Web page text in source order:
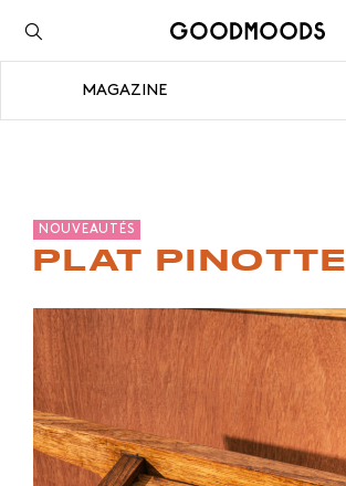
MAGAZINE
NOUVEAUTÉS
PLAT PINOTTE
Retour à l'inspiration